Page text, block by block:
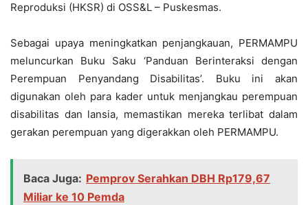
Reproduksi (HKSR) di OSS&L – Puskesmas.
Sebagai upaya meningkatkan penjangkauan, PERMAMPU
meluncurkan Buku Saku ‘Panduan Berinteraksi dengan
Perempuan Penyandang Disabilitas’. Buku ini akan
digunakan oleh para kader untuk menjangkau perempuan
disabilitas dan lansia, memastikan mereka terlibat dalam
gerakan perempuan yang digerakkan oleh PERMAMPU.
Baca Juga: Pemprov Serahkan DBH Rp179,67
Miliar ke 10 Pemda